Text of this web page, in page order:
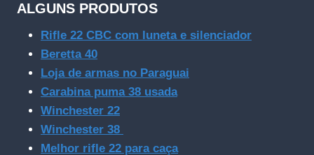
ALGUNS PRODUTOS
Rifle 22 CBC com luneta e silenciador
Beretta 40
Loja de armas no Paraguai
Carabina puma 38 usada
Winchester 22
Winchester 38
Melhor rifle 22 para caça